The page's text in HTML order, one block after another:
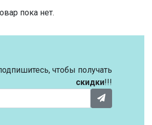
пока нет.
чтобы получать
скидки!!!